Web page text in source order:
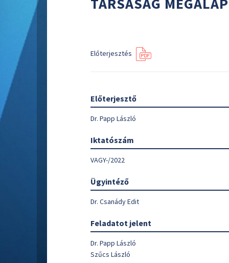
Előterjesztés
Előterjesztő
Dr. Papp László
Iktatószám
VAGY-/2022
Ügyintéző
Dr. Csanády Edit
Feladatot jelent
Dr. Papp László
Szűcs László